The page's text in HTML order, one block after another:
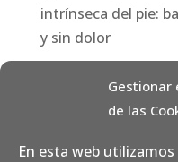
Gestionar
de las
En esta web
intrínseca del pie:
y sin dolor
Categorías
Fisioterapia